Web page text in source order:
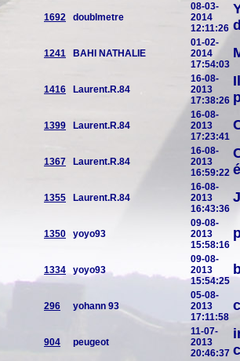
1692 doublmetre
08-03-
2014
12:11:26
1241 BAHI NATHALIE
01-02-
2014
17:54:03
1416 Laurent.R.84
16-08-
2013
17:38:26
1399 Laurent.R.84
16-08-
2013
17:23:41
1367 Laurent.R.84
16-08-
2013
16:59:22
1355 Laurent.R.84
16-08-
2013
16:43:36
1350 yoyo93
09-08-
2013
15:58:16
1334 yoyo93
09-08-
2013
15:54:25
296 yohann 93
05-08-
2013
17:11:58
904 peugeot
11-07-
2013
20:46:37